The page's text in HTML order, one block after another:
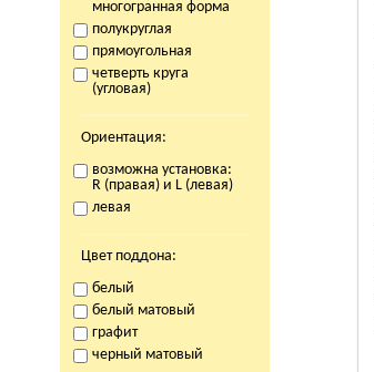
многогранная форма
полукруглая
прямоугольная
четверть круга
(угловая)
Ориентация:
возможна установка:
R (правая) и L (левая)
левая
Цвет поддона:
белый
белый матовый
графит
черный матовый